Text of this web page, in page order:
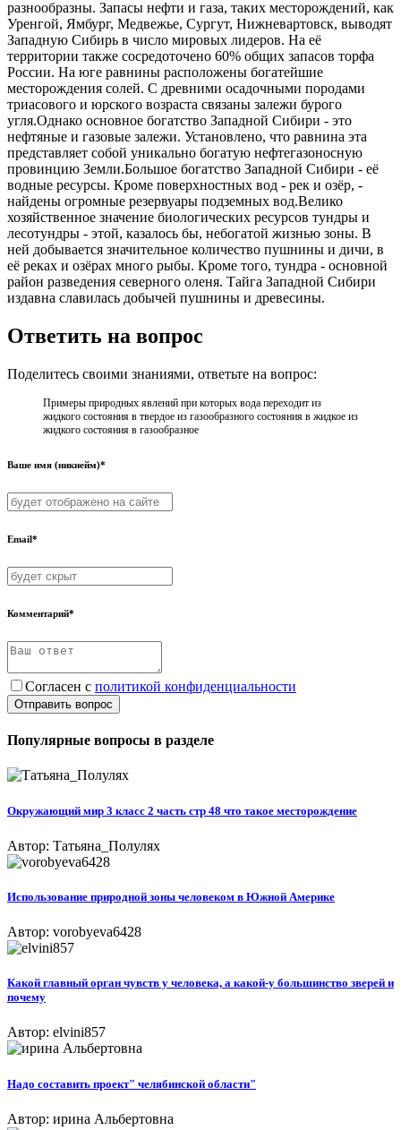
разнообразны. Запасы нефти и газа, таких месторождений, как
Уренгой, Ямбург, Медвежье, Сургут, Нижневартовск, выводят
Западную Сибирь в число мировых лидеров. На её
территории также сосредоточено 60% общих запасов торфа
России. На юге равнины расположены богатейшие
месторождения солей. С древними осадочными породами
триасового и юрского возраста связаны залежи бурого
угля.Однако основное богатство Западной Сибири - это
нефтяные и газовые залежи. Установлено, что равнина эта
представляет собой уникально богатую нефтегазоносную
провинцию Земли.Большое богатство Западной Сибири - её
водные ресурсы. Кроме поверхностных вод - рек и озёр, -
найдены огромные резервуары подземных вод.Велико
хозяйственное значение биологических ресурсов тундры и
лесотундры - этой, казалось бы, небогатой жизнью зоны. В
ней добывается значительное количество пушнины и дичи, в
её реках и озёрах много рыбы. Кроме того, тундра - основной
район разведения северного оленя. Тайга Западной Сибири
издавна славилась добычей пушнины и древесины.
Ответить на вопрос
Поделитесь своими знаниями, ответьте на вопрос:
Примеры природных явлений при которых вода переходит из
жидкого состояния в твердое из газообразного состояния в жидкое из
жидкого состояния в газообразное
Ваше имя (никнейм)*
Email*
Комментарий*
Согласен с политикой конфиденциальности
Отправить вопрос
Популярные вопросы в разделе
Окружающий мир 3 класс 2 часть стр 48 что такое месторождение
Автор: Татьяна_Полулях
Использование природной зоны человеком в Южной Америке​
Автор: vorobyeva6428
Какой главный орган чувств у человека, а какой-у большинство зверей и
почему
Автор: elvini857
Надо составить проект" челябинской области"
Автор: ирина Альбертовна